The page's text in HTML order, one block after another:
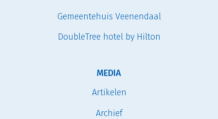
Gemeentehuis Veenendaal
DoubleTree hotel by Hilton
MEDIA
Artikelen
Archief